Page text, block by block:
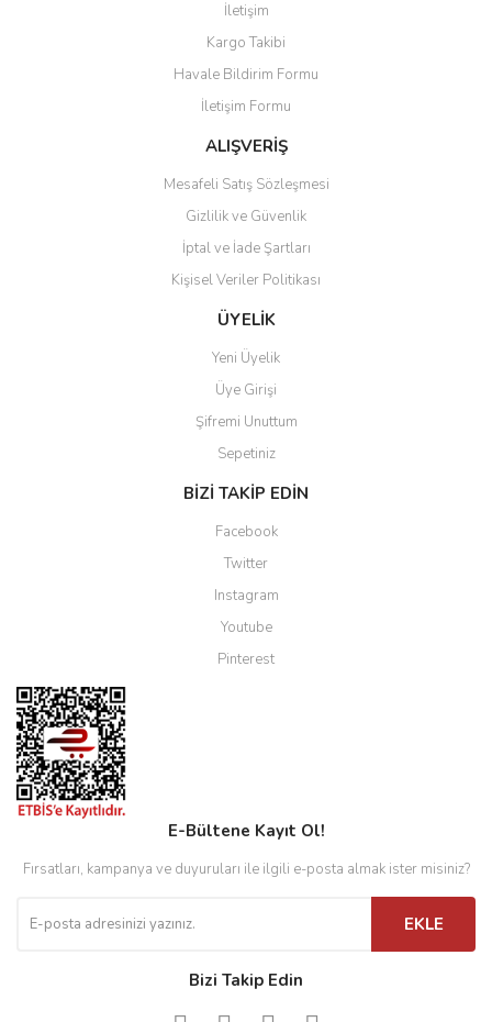
Ürün resmi kalitesiz, bozuk veya görüntülenemiyor.
Ürün açıklamasında eksik bilgiler bulunuyor.
Ürün bilgilerinde hatalar bulunuyor.
Ürün fiyatı diğer sitelerden daha pahalı.
Gönder
İletişim
Kargo Takibi
Havale Bildirim Formu
İletişim Formu
ALIŞVERİŞ
Mesafeli Satış Sözleşmesi
Gizlilik ve Güvenlik
İptal ve İade Şartları
Kişisel Veriler Politikası
ÜYELİK
Yeni Üyelik
Üye Girişi
Şifremi Unuttum
Sepetiniz
BİZİ TAKİP EDİN
Facebook
Twitter
Instagram
Youtube
Pinterest
E-Bültene Kayıt Ol!
Fırsatları, kampanya ve duyuruları ile ilgili e-posta almak ister misiniz?
EKLE
Bizi Takip Edin